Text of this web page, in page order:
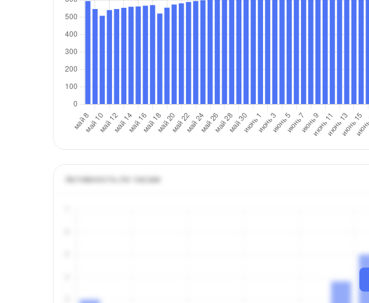
Активность по часам